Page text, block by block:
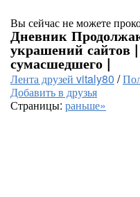
Вы сейчас не можете
Дневник
украшений сайтов
сумасшедшего |
Лента друзей vitaly80 /
Добавить в друзья
Страницы: раньше»